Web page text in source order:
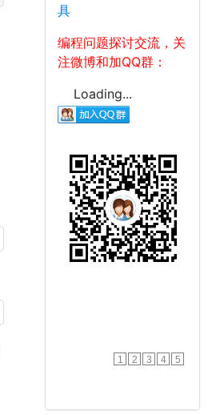
具
编程问题探讨交流，关
注微博和加QQ群：
Loading...
1 2 3 4 5